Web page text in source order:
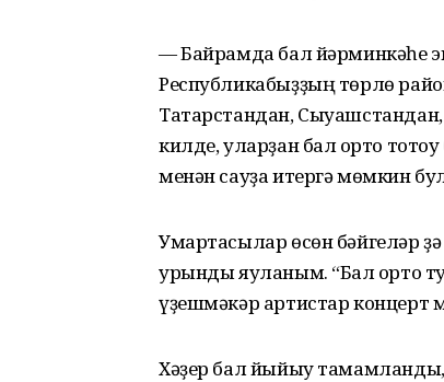
— Байрамда бал йәрминкәһе
Республикабыҙҙың төрлө
Татарстандан,
килде, уларҙан бал ҡорто
менән сауҙа итергә мөмкин
Умартасылар өсөн бәйгеләр
урынды яуланым. “Бал ҡорто
үҙешмәкәр артистар
Хәҙер бал йыйыу тамамланды,